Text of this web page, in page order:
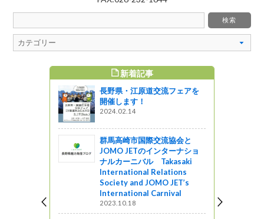
新着記事
長野県・江原道交流フェアを
開催します！
2024.02.14
群馬高崎市国際交流協会と
JOMO JETのインターナショ
ナルカーニバル Takasaki
International Relations
Society and JOMO JET’s
International Carnival
2023.10.18